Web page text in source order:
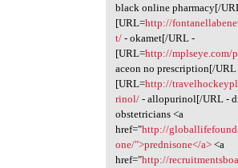
black online pharmacy[/
[URL=http://
t/- okamet[/URL -
[URL=http://mplseye.com/
aceon no prescription[/URL
[URL=http://
rinol/- allopurinol[/URL -
obstetricians <a
href="http://
one/">prednisone</a><a
href="http://